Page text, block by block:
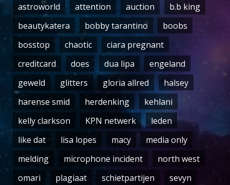
astroworld attention auction
b.b king
beautykatera
bobby tarantino
boobs
bosstop
chaotic
ciara pregnant
creditcard
does dua lipa
engeland
geweld
glitters gloria allred
halsey
harense smid
herdenking
kehlani
kelly clarkson
KPN netwerk
leden
like dat
lisa lopes macy
media only
melding
microphone incident
north west
omari
plagiaat schietpartijen sevyn